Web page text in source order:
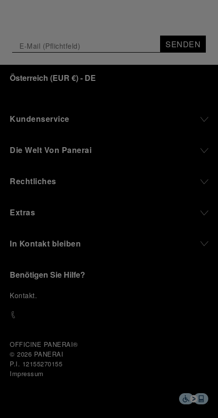
SENDEN
Österreich (EUR €)- DE
Kundenservice
Die Welt Von Panerai
Rechtliches
Extras
In Kontakt bleiben
Benötigen Sie Hilfe?
Kontakt.
OFFICINE PANERAI®
© 2026 PANERAI
P.I. 12155270155
Impressum